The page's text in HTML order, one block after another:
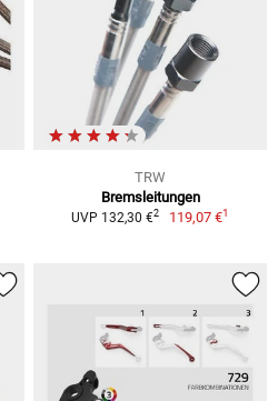
TRW
Bremsleitungen
UVP 132,30 €2 119,07 €1